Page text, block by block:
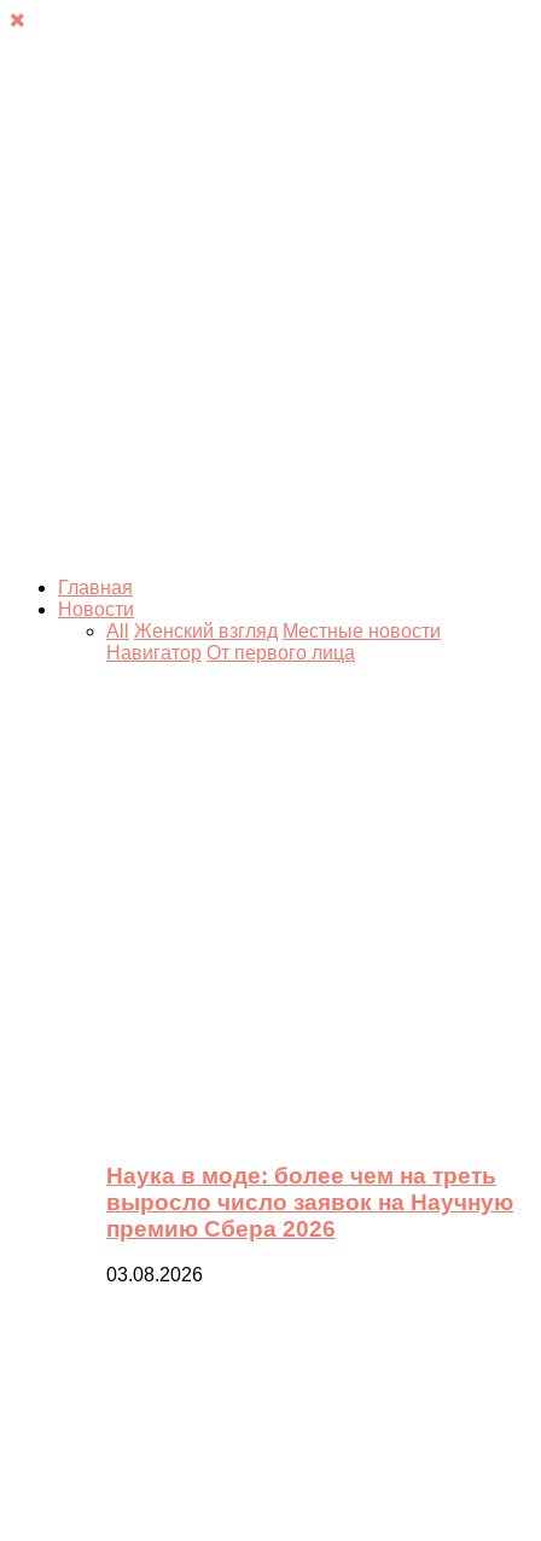
Главная
Новости
All
Женский взгляд Местные новости
Навигатор От первого лица
Наука в моде: более чем на треть
выросло число заявок на Научную
премию Сбера 2026
03.08.2026